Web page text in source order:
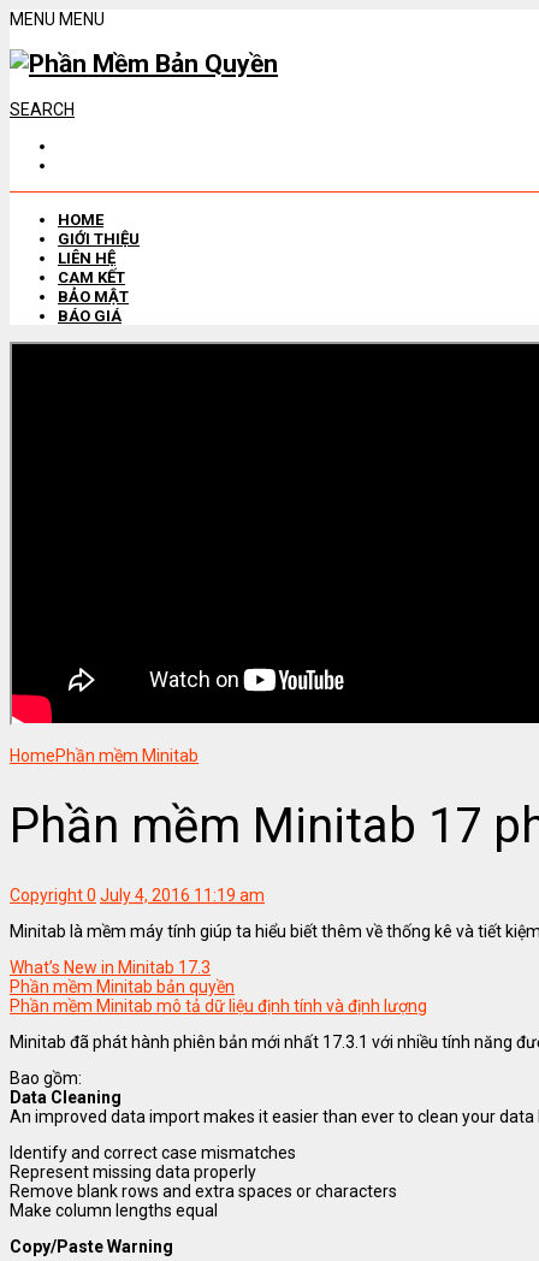
MENU MENU
SEARCH
HOME
GIỚI THIỆU
LIÊN HỆ
CAM KẾT
BẢO MẬT
BÁO GIÁ
HomePhần mềm Minitab
Phần mềm Minitab 17
Copyright0 July 4, 2016 11:19 am
Minitab là mềm máy tính giúp ta hiểu biết thêm về thống kê và tiết
What’s New in Minitab 17.3
Phần mềm Minitab bản quyền
Phần mềm Minitab mô tả dữ liệu định tính và định lượng
Minitab đã phát hành phiên bản mới nhất 17.3.1 với nhiều tính năng
Bao gồm:
Data Cleaning
An improved data import makes it easier than ever to clean your
Identify and correct case mismatches
Represent missing data properly
Remove blank rows and extra spaces or characters
Make column lengths equal
Copy/Paste Warning